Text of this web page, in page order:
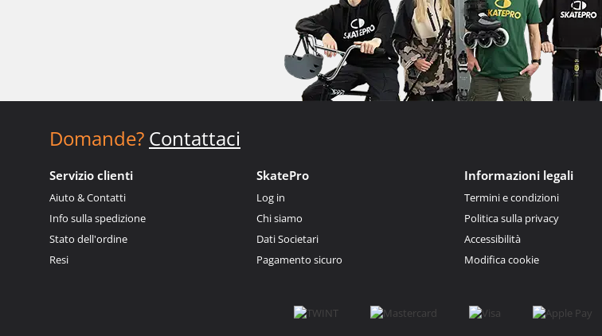
Domande? Contattaci
Servizio clienti
Aiuto & Contatti
Info sulla spedizione
Stato dell'ordine
Resi
SkatePro
Log in
Chi siamo
Dati Societari
Pagamento sicuro
Informazioni legali
Termini e condizioni
Politica sulla privacy
Accessibilità
Modifica cookie